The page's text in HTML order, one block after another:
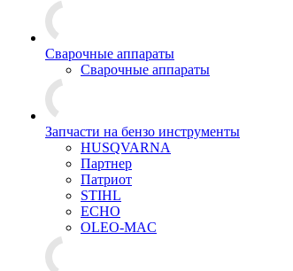
Сварочные аппараты
Сварочные аппараты
Запчасти на бензо инструменты
HUSQVARNA
Партнер
Патриот
STIHL
ECHO
OLEO-MAC